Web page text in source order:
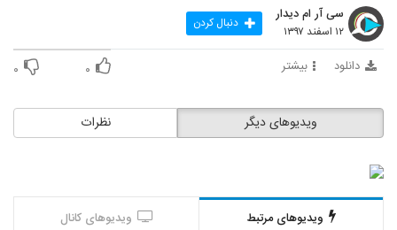
سی آر ام دیدار
۱۲ اسفند ۱۳۹۷ دنبال کردن
دانلود بیشتر ۰ ۰
نظرات ویدیوهای دیگر
ویدیوهای مرتبط ویدیوهای کانال